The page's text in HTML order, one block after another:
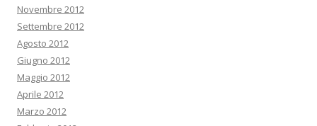
Novembre 2012
Settembre 2012
Agosto 2012
Giugno 2012
Maggio 2012
Aprile 2012
Marzo 2012